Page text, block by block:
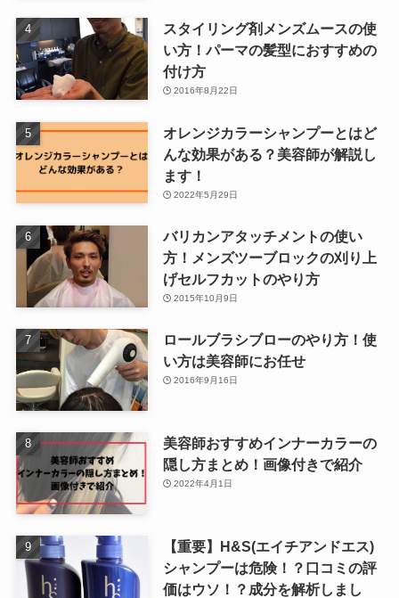
スタイリング剤メンズムースの使
い方！パーマの髪型におすすめの
付け方
2016年8月22日
オレンジカラーシャンプーとはど
んな効果がある？美容師が解説し
ます！
2022年5月29日
バリカンアタッチメントの使い
方！メンズツーブロックの刈り上
げセルフカットのやり方
2015年10月9日
ロールブラシブローのやり方！使
い方は美容師にお任せ
2016年9月16日
美容師おすすめインナーカラーの
隠し方まとめ！画像付きで紹介
2022年4月1日
【重要】H&S(エイチアンドエス)
シャンプーは危険！？口コミの評
価はウソ！？成分を解析しまし